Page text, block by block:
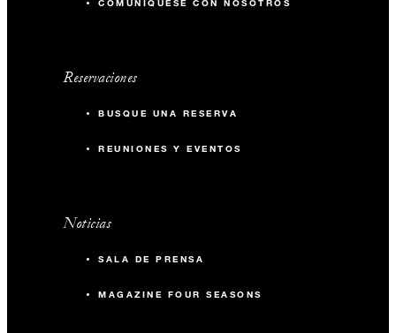
COMUNÍQUESE CON NOSOTROS
Reservaciones
BUSQUE UNA RESERVA
REUNIONES Y EVENTOS
Noticias
SALA DE PRENSA
MAGAZINE FOUR SEASONS